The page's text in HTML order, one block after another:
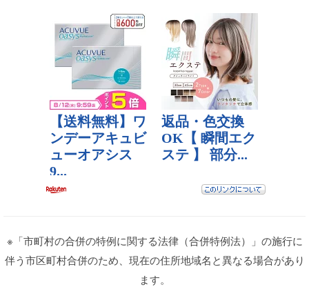
※「市町村の合併の特例に関する法律（合併特例法）」の施行に
伴う市区町村合併のため、現在の住所地域名と異なる場合があり
ます。